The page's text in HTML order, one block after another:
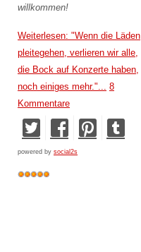
willkommen!
Weiterlesen: "Wenn die Läden
pleitegehen, verlieren wir alle,
die Bock auf Konzerte haben,
noch einiges mehr."...
8
Kommentare
powered by social2s